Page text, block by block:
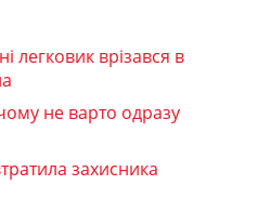
легковик врізався в
не варто одразу
захисника